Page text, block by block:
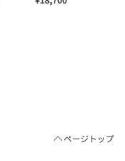
ページトップ